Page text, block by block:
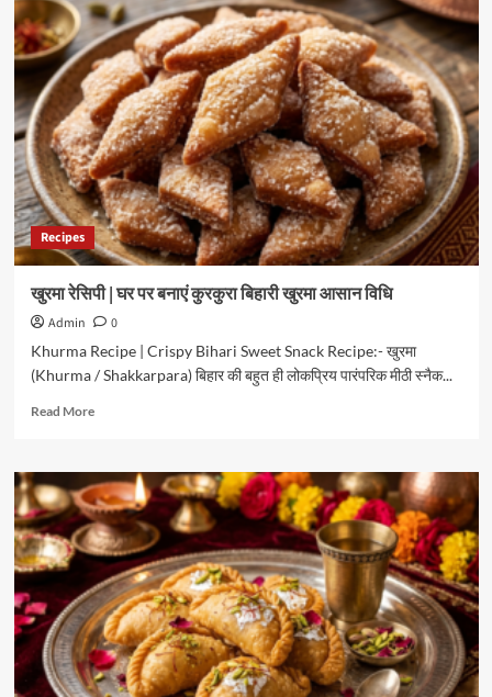
ड्रिंक
रेसिपी
|
घर
पर
बनाएं
बिहारी
स्टाइल
हेल्दी
सत्तू
शरबत
Recipes
खुरमा रेसिपी | घर पर बनाएं कुरकुरा बिहारी खुरमा आसान विधि
Admin
0
Khurma Recipe | Crispy Bihari Sweet Snack Recipe:- खुरमा
(Khurma / Shakkarpara) बिहार की बहुत ही लोकप्रिय पारंपरिक मीठी स्नैक...
Read MoreRead
खुरमा
रेसिपी
|
घर
पर
बनाएं
कुरकुरा
बिहारी
खुरमा
आसान
विधि